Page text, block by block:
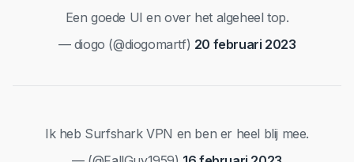
Een goede UI en over het algeheel top.
— diogo (@diogomartf) 20 februari 2023
Ik heb Surfshark VPN en ben er heel blij mee.